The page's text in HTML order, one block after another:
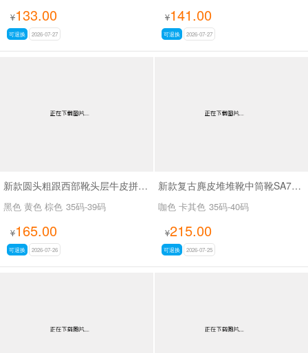
¥133.00
可退换 2026-07-27
¥141.00
可退换 2026-07-27
新款圆头粗跟西部靴头层牛皮拼接皮带扣短筒靴SA6002
黑色 黄色 棕色 35码-39码
¥165.00
可退换 2026-07-26
新款复古麂皮堆堆靴中筒靴SA7320-16
咖色 卡其色 35码-40码
¥215.00
可退换 2026-07-25